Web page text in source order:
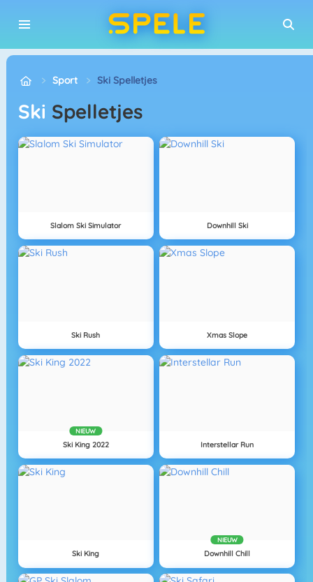
Sport Ski Spelletjes
Ski Spelletjes
Slalom Ski Simulator Downhill Ski
Ski Rush Xmas Slope
NIEUW
Ski King 2022 Interstellar Run
Ski King
NIEUW
Downhill Chill